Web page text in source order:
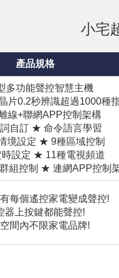
小宅
產品規格
多功能聲控智慧主機
片0.2秒辨識超過1000種
線+聯網APP控制架構
自訂 ★ 命令語言學習
境設定 ★ 9種區域控制
設定 ★ 11種電視頻道
組控制 ★ 連網APP控制
每個遙控家電變成聲控!
器上按鍵都能聲控!
間內不限家電品牌!